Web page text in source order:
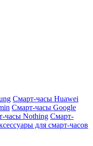
Смарт-часы Huawei
Смарт-часы Google
часы Nothing Смарт-
для смарт-часов